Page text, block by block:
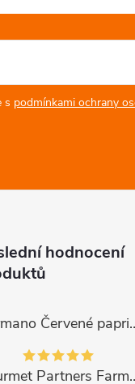
s podmínkami ochrany
hodnocení
Gurmano Červené
Gourmet